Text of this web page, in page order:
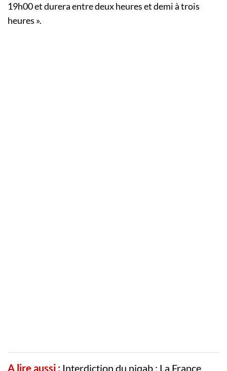
19h00 et durera entre deux heures et demi à trois
heures ».
A lire aussi : Interdiction du niqab : La France